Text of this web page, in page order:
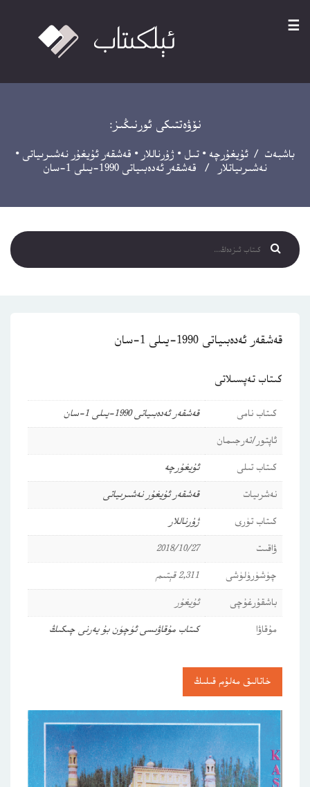
☰
نۆۋەتتىكى ئورنىڭىز:
باشبەت / ئۇيغۇرچە • تىل • ژۇرناللار • قەشقەر ئۇيغۇر نەشىرىياتى •
نەشىرىياتلار / قەشقەر ئەدەبىياتى 1990-يىلى 1-سان
قەشقەر ئەدەبىياتى 1990-يىلى 1-سان
كىتاب تەپسىلاتى
كىتاب نامى
قەشقەر ئەدەبىياتى 1990-يىلى 1-سان
ئاپتور/تەرجىمان
كىتاب تىلى
ئۇيغۇرچە
نەشرىيات
قەشقەر ئۇيغۇر نەشىرىياتى
كىتاب تۈرى
ژۇرناللار
ۋاقىت
2018/10/27
چۈشۈرۈلۈشى
2,311 قېتىم
باشقۇرغۇچى
ئۇيغۇر
مۇقاۋا
كىتاب مۇقاۋىسى ئۈچۈن بۇ يەرنى چىكىڭ
خاتالىق مەلۇم قىلىڭ